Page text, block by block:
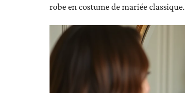
robe en costume de mariée classique.